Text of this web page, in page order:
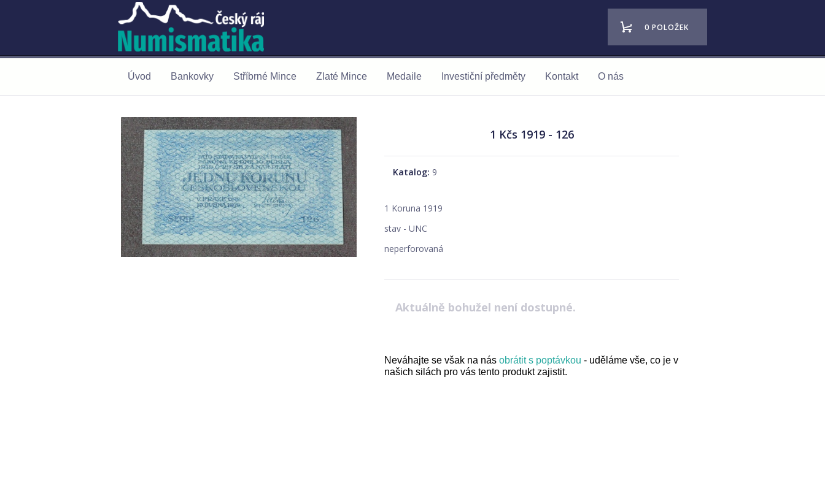
0 POLOŽEK
Úvod Bankovky Stříbrné Mince Zlaté Mince Medaile Investiční předměty Kontakt O nás
1 Kčs 1919 - 126
Katalog: 9
1 Koruna 1919
stav - UNC
neperforovaná
Aktuálně bohužel není dostupné.
Neváhajte se však na nás obrátit s poptávkou - uděláme vše, co je v
našich silách pro vás tento produkt zajistit.